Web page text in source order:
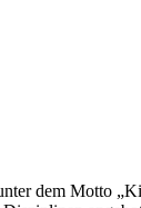
dem Motto